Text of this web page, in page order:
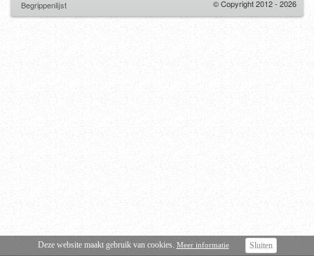
Deze website maakt gebruik van cookies. Meer informatie Sluiten
Begrippenlijst
© Copyright 2012 - 2026